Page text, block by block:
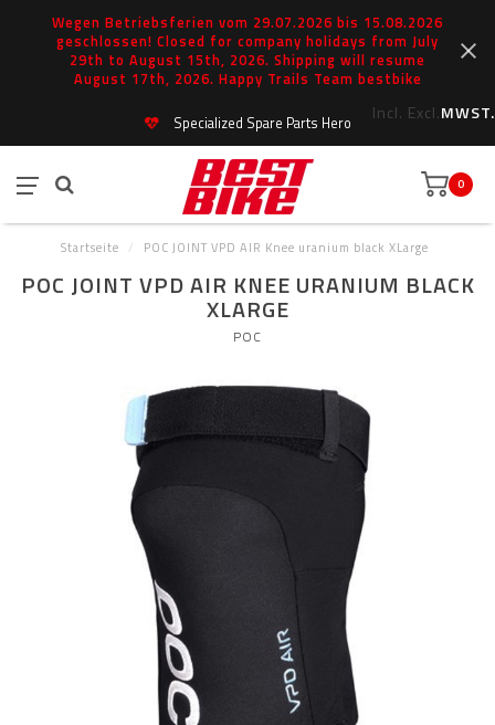
Wegen Betriebsferien vom 29.07.2026 bis 15.08.2026
geschlossen! Closed for company holidays from July
29th to August 15th, 2026. Shipping will resume
August 17th, 2026. Happy Trails Team bestbike
Incl. Excl.MWST.
Specialized Spare Parts Hero
0
Startseite / POC JOINT VPD AIR Knee uranium black XLarge
POC JOINT VPD AIR KNEE URANIUM BLACK
XLARGE
POC